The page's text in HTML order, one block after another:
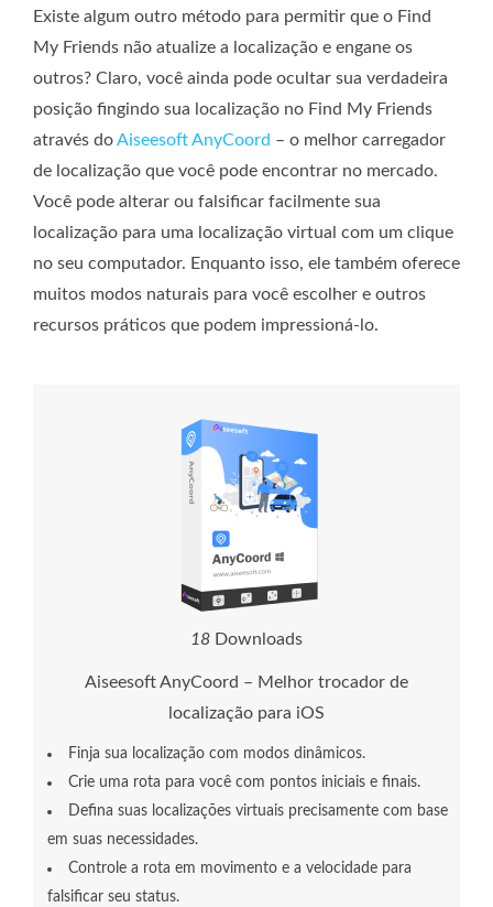
Existe algum outro método para permitir que o Find
My Friends não atualize a localização e engane os
outros? Claro, você ainda pode ocultar sua verdadeira
posição fingindo sua localização no Find My Friends
através doAiseesoft AnyCoord – o melhor carregador
de localização que você pode encontrar no mercado.
Você pode alterar ou falsificar facilmente sua
localização para uma localização virtual com um clique
no seu computador. Enquanto isso, ele também oferece
muitos modos naturais para você escolher e outros
recursos práticos que podem impressioná-lo.
21 Downloads
Aiseesoft AnyCoord – Melhor trocador de
localização para iOS
Finja sua localização com modos dinâmicos.
Crie uma rota para você com pontos iniciais e finais.
Defina suas localizações virtuais precisamente com base
em suas necessidades.
Controle a rota em movimento e a velocidade para
falsificar seu status.